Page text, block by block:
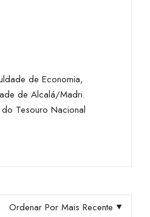
de Economia,
de Alcalá/Madri.
Tesouro Nacional
Ordenar Por Mais Recente